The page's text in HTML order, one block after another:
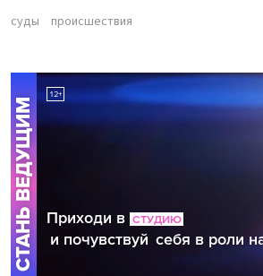
суды происшествия